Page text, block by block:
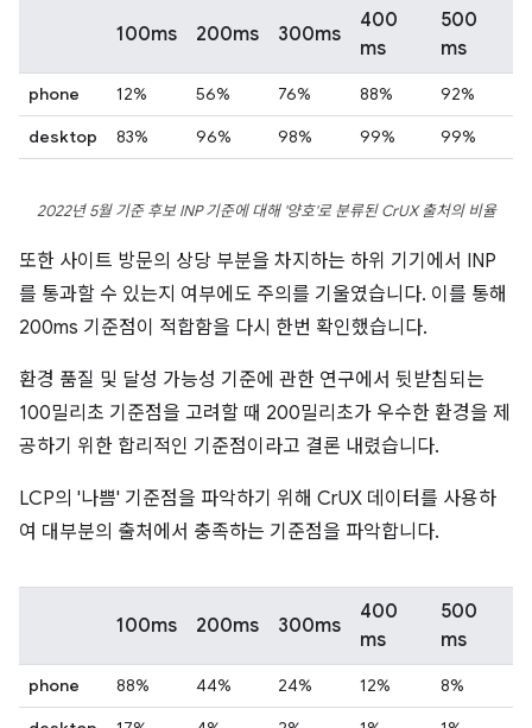
100ms 200ms 300ms
400
ms
500
ms
phone 12% 56% 76% 88%
92%
desktop
83% 96% 98% 99% 99%
2022년 5월 기준 후보 INP 기준에 대해 '양호'로 분류된 CrUX 출처의 비율
또한 사이트 방문의 상당 부분을 차지하는 하위 기기에서 INP
를 통과할 수 있는지 여부에도 주의를 기울였습니다. 이를 통해
200ms 기준점이 적합함을 다시 한번 확인했습니다.
환경 품질 및 달성 가능성 기준에 관한 연구에서 뒷받침되는
100밀리초 기준점을 고려할 때 200밀리초가 우수한 환경을 제
공하기 위한 합리적인 기준점이라고 결론 내렸습니다.
LCP의 '나쁨' 기준점을 파악하기 위해 CrUX 데이터를 사용하
여 대부분의 출처에서 충족하는 기준점을 파악합니다.
100ms 200ms 300ms
400
ms
500
ms
phone 88% 44% 24% 12%
8%